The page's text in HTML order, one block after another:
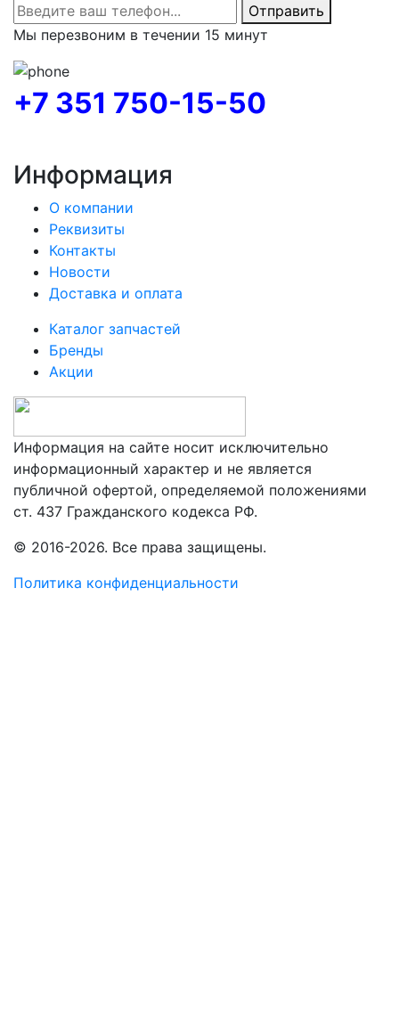
Информация на сайте носит исключительно
информационный характер и не является
публичной офертой, определяемой положениями
ст. 437 Гражданского кодекса РФ.
Отправить
Мы перезвоним в течении 15 минут
+7 351 750-15-50
Информация
О компании
Реквизиты
Контакты
Новости
Доставка и оплата
Каталог запчастей
Бренды
Акции
© 2016-2026. Все права защищены.
Политика конфиденциальности